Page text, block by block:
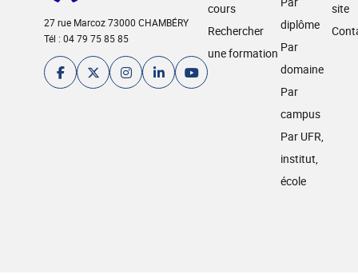
27 rue Marcoz 73000 CHAMBÉRY
Tél : 04 79 75 85 85
cours
Rechercher
une formation
diplôme
Par
domaine
Par
campus
Par UFR,
institut,
école
site